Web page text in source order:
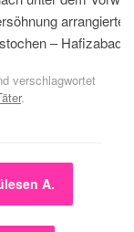
– Hafizabad,
verschlagwortet
.
A.